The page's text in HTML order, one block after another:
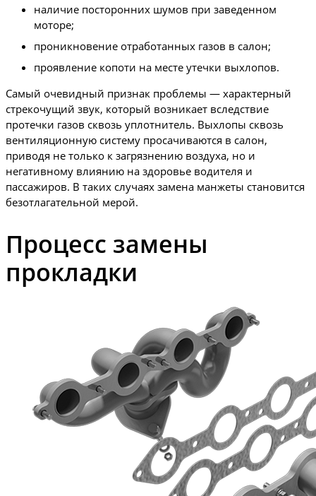
наличие посторонних шумов при заведенном
моторе;
проникновение отработанных газов в салон;
проявление копоти на месте утечки выхлопов.
Самый очевидный признак проблемы — характерный
стрекочущий звук, который возникает вследствие
протечки газов сквозь уплотнитель. Выхлопы сквозь
вентиляционную систему просачиваются в салон,
приводя не только к загрязнению воздуха, но и
негативному влиянию на здоровье водителя и
пассажиров. В таких случаях замена манжеты становится
безотлагательной мерой.
Процесс замены
прокладки